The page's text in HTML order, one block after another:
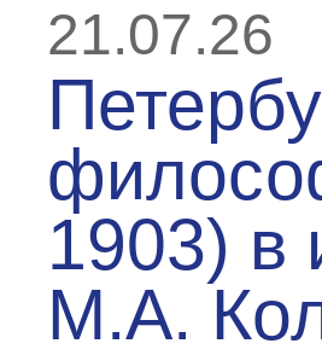
21.07.26
1903) в
М.А.